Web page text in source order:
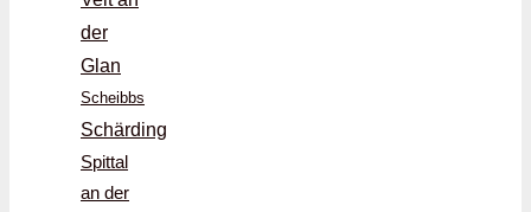
der
Glan
Scheibbs
Schärding
Spittal
an der